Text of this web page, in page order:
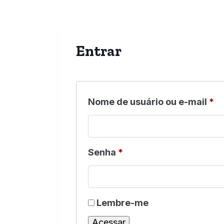
Entrar
Nome de usuário ou e-mail *
Senha *
Lembre-me